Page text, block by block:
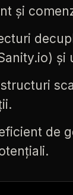
și
și
de